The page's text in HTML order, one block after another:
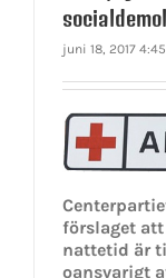
juni 18, 2017
förslaget
nattetid är
oansvarigt